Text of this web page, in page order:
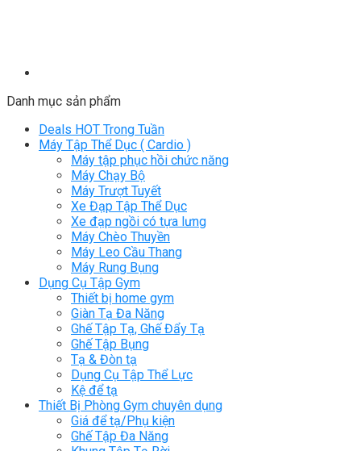
Danh mục sản phẩm
Deals HOT Trong Tuần
Máy Tập Thể Dục ( Cardio )
Máy tập phục hồi chức năng
Máy Chạy Bộ
Máy Trượt Tuyết
Xe Đạp Tập Thể Dục
Xe đạp ngồi có tựa lưng
Máy Chèo Thuyền
Máy Leo Cầu Thang
Máy Rung Bụng
Dụng Cụ Tập Gym
Thiết bị home gym
Giàn Tạ Đa Năng
Ghế Tập Tạ, Ghế Đẩy Tạ
Ghế Tập Bụng
Tạ & Đòn tạ
Dụng Cụ Tập Thể Lực
Kệ để tạ
Thiết Bị Phòng Gym chuyên dụng
Giá để tạ/Phụ kiện
Ghế Tập Đa Năng